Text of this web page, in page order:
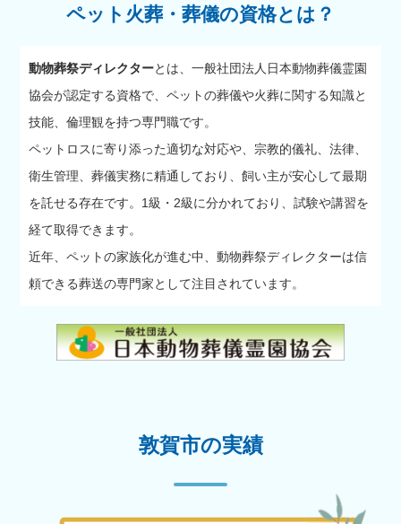
ペット火葬・葬儀の資格とは？
動物葬祭ディレクターとは、一般社団法人日本動物葬儀霊園
協会が認定する資格で、ペットの葬儀や火葬に関する知識と
技能、倫理観を持つ専門職です。
ペットロスに寄り添った適切な対応や、宗教的儀礼、法律、
衛生管理、葬儀実務に精通しており、飼い主が安心して最期
を託せる存在です。1級・2級に分かれており、試験や講習を
経て取得できます。
近年、ペットの家族化が進む中、動物葬祭ディレクターは信
頼できる葬送の専門家として注目されています。
敦賀市の実績